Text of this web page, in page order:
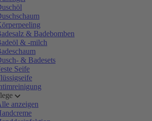
& Badebomben
& -milch
& Badesets
Seife
anzeigen